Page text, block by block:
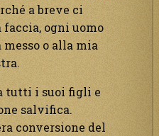
a breve ci
ogni uomo
o alla mia
tutti i suoi figli e
salvifica.
conversione del